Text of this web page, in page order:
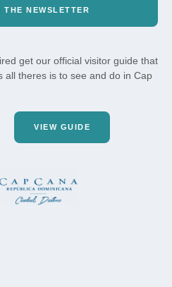
THE NEWSLETTER
get our official visitor guide that
all theres is to see and do in Cap
VIEW GUIDE